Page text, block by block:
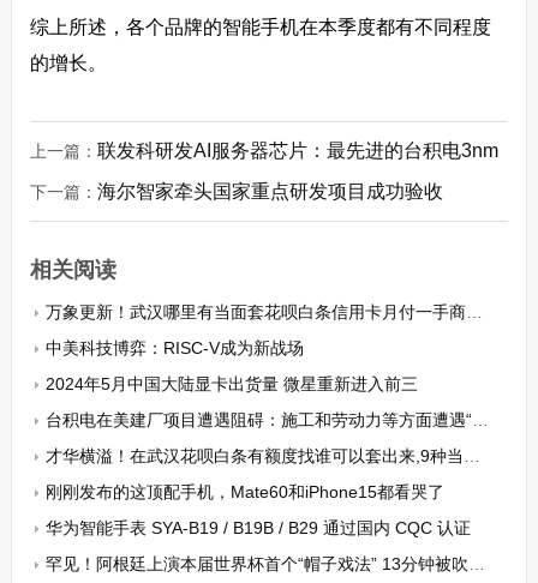
综上所述，各个品牌的智能手机在本季度都有不同程度
的增长。
上一篇： 联发科研发AI服务器芯片：最先进的台积电3nm
下一篇： 海尔智家牵头国家重点研发项目成功验收
相关阅读
万象更新！武汉哪里有当面套花呗白条信用卡月付一手商家强烈推荐！
中美科技博弈：RISC-V成为新战场
2024年5月中国大陆显卡出货量 微星重新进入前三
台积电在美建厂项目遭遇阻碍：施工和劳动力等方面遭遇“水土不服”
才华横溢！在武汉花呗白条有额度找谁可以套出来,9种当面提现最新方法记得收藏!
刚刚发布的这顶配手机，Mate60和iPhone15都看哭了
华为智能手表 SYA-B19 / B19B / B29 通过国内 CQC 认证
罕见！阿根廷上演本届世界杯首个“帽子戏法” 13分钟被吹掉3球